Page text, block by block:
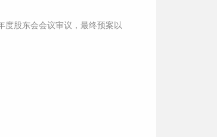
度股东会会议审议，最终预案以